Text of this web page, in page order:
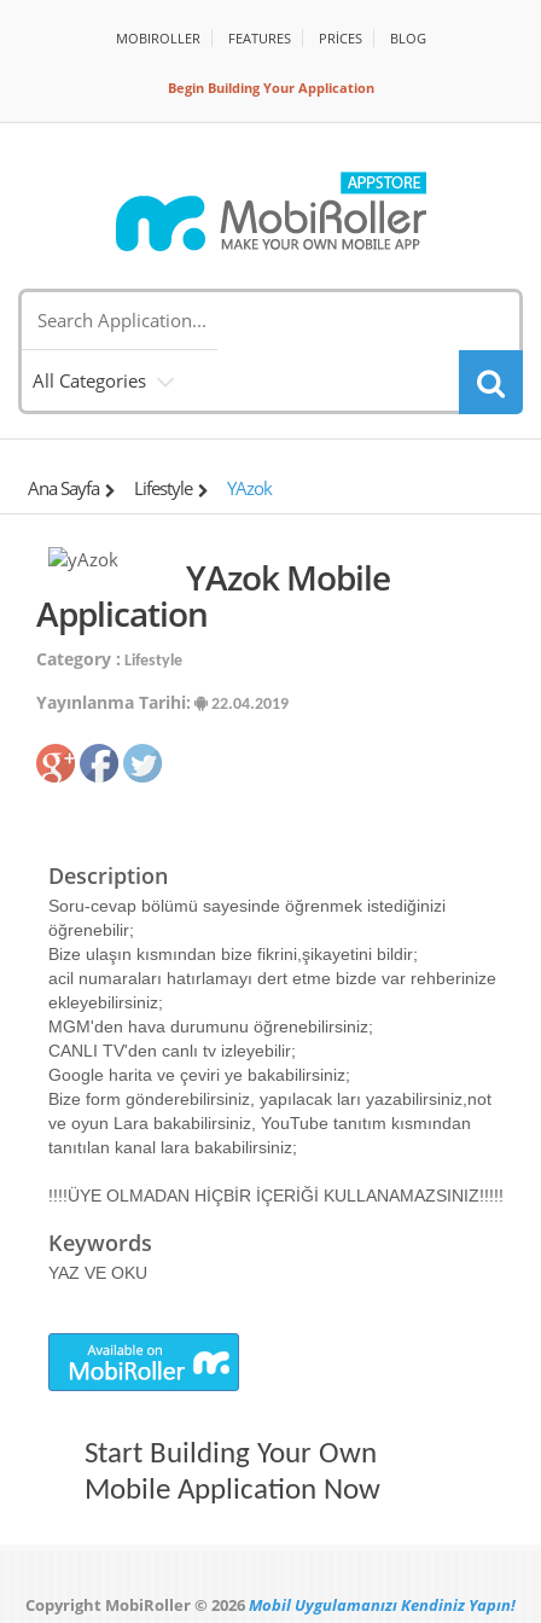
MOBIROLLER FEATURES PRİCES BLOG
Begin Building Your Application
All Categories
Ana Sayfa Lifestyle YAzok
YAzok Mobile
Application
Category : Lifestyle
Yayınlanma Tarihi: 22.04.2019
Description
Soru-cevap bölümü sayesinde öğrenmek istediğinizi
öğrenebilir;
Bize ulaşın kısmından bize fikrini,şikayetini bildir;
acil numaraları hatırlamayı dert etme bizde var rehberinize
ekleyebilirsiniz;
MGM'den hava durumunu öğrenebilirsiniz;
CANLI TV'den canlı tv izleyebilir;
Google harita ve çeviri ye bakabilirsiniz;
Bize form gönderebilirsiniz, yapılacak ları yazabilirsiniz,not
ve oyun Lara bakabilirsiniz, YouTube tanıtım kısmından
tanıtılan kanal lara bakabilirsiniz;
!!!!ÜYE OLMADAN HİÇBİR İÇERİĞİ KULLANAMAZSINIZ!!!!!
Keywords
YAZ VE OKU
Start Building Your Own
Mobile Application Now
Copyright MobiRoller © 2026Mobil Uygulamanızı Kendiniz Yapın!